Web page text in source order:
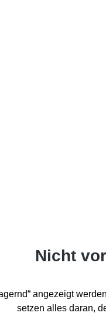
Nicht
angezeigt
setzen alles daran,